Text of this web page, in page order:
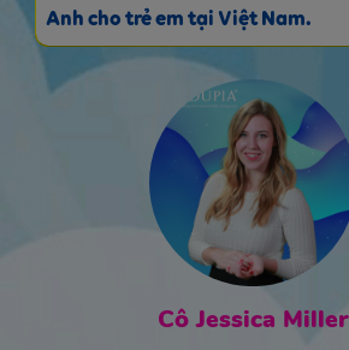
Cô Jessica Miller
Anh cho trẻ em tại Việt Nam.